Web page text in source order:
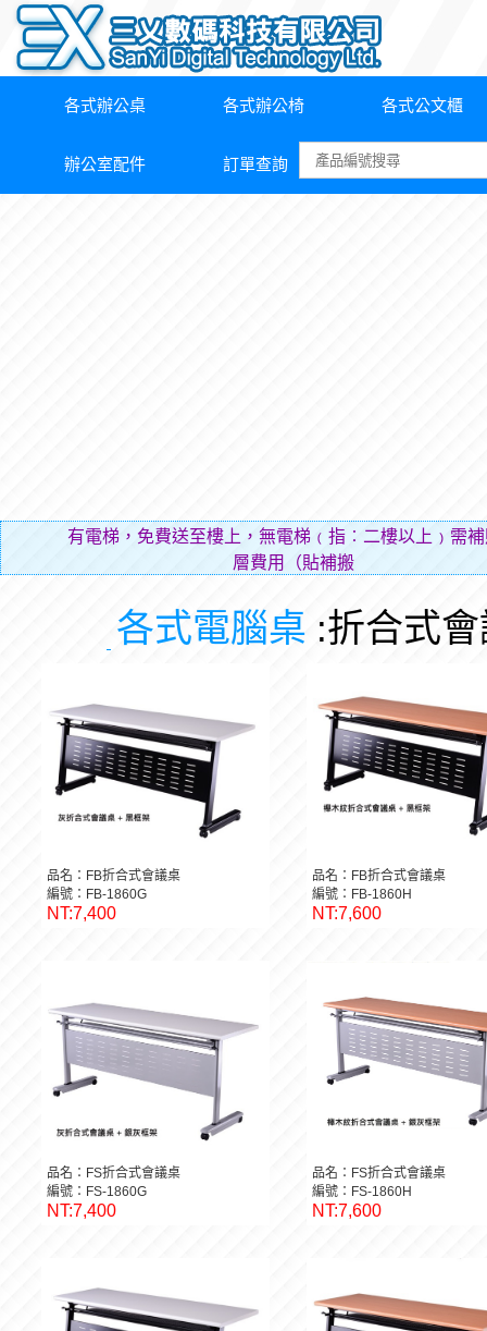
各式辦公桌 各式辦公椅 各式公文櫃
辦公室配件 訂單查詢
有電梯，免費送至樓上，無電梯﹙指︰二樓以上﹚需
層費用（貼補搬運人的
各式電腦桌 :折合式
品名：FB折合式會議桌
編號：FB-1860G
NT:7,400
品名：FB折合式會議桌
編號：FB-1860H
NT:7,600
品名：FS折合式會議桌
編號：FS-1860G
NT:7,400
品名：FS折合式會議桌
編號：FS-1860H
NT:7,600